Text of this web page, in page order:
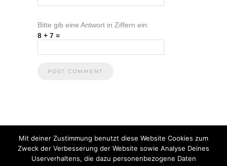
Bitte gib eine Antwort in Ziffern ein:
8 + 7 =
Mit deiner Zustimmung benutzt diese Website Cookies zum
Zweck der Verbesserung der Website sowie Analyse Deines
Userverhaltens, die dazu personenbezogene Daten